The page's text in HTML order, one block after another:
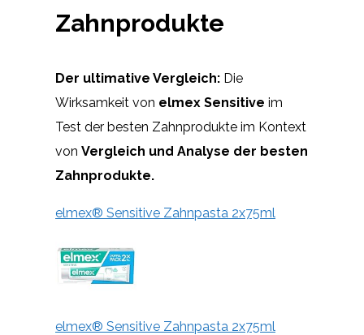
Zahnprodukte
Der ultimative Vergleich: Die
Wirksamkeit von elmex Sensitive im
Test der besten Zahnprodukte im Kontext
von Vergleich und Analyse der besten
Zahnprodukte.
elmex® Sensitive Zahnpasta 2x75ml
elmex® Sensitive Zahnpasta 2x75ml